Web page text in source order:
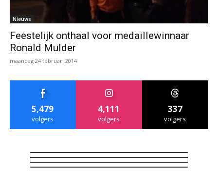
Nieuws
Feestelijk onthaal voor medaillewinnaar
Ronald Mulder
maandag 24 februari 2014
5,479
volgers
4,111
volgers
337
volgers